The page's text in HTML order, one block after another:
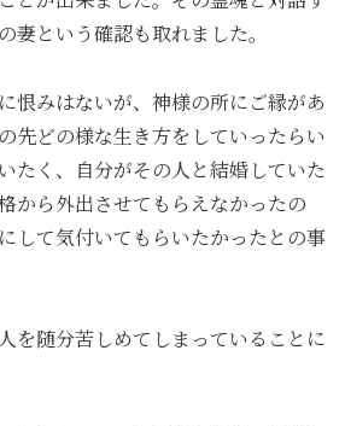
妻という確認も取れました。
恨みはないが、神様の所にご縁があ
先どの様な生き方をしていったらい
たく、自分がその人と結婚していた
から外出させてもらえなかったの
して気付いてもらいたかったとの事
を随分苦しめてしまっていることに